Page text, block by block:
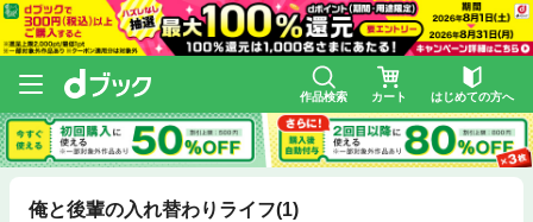
作品検索 カート はじめての方へ
俺と後輩の入れ替わりライフ(1)